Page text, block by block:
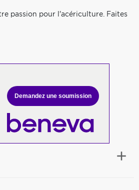
passion pour l'acériculture. Faites
Demandez une soumission